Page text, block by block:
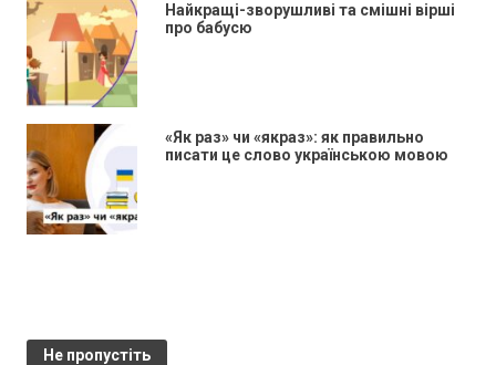
Найкращі-зворушливі та смішні вірші
про бабусю
«Як раз» чи «якраз»: як правильно
писати це слово українською мовою
Не пропустіть